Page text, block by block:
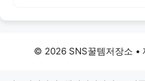
© 2026 SNS꿀템저장소 •